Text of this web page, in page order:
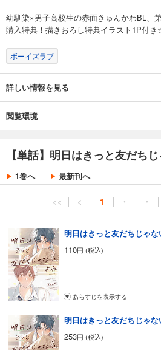
幼馴染×男子高校生の赤面きゅんかわBL、
購入特典！描きおろし特典イラスト1P付
ボーイズラブ
詳しい情報を見る
閲覧環境
【単話】明日はきっと友だち
1巻へ 最新刊へ
<< < 1 ・ ・
明日はきっと友だちじゃな
110円 (税込)
あらすじを表示する
253円 (税込)